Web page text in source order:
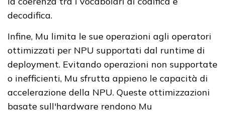
decodifica.
Infine, Mu limita le sue operazioni agli operatori
ottimizzati per NPU supportati dal runtime di
deployment. Evitando operazioni non supportate
o inefficienti, Mu sfrutta appieno le capacità di
accelerazione della NPU. Queste ottimizzazioni
basate sull'hardware rendono Mu